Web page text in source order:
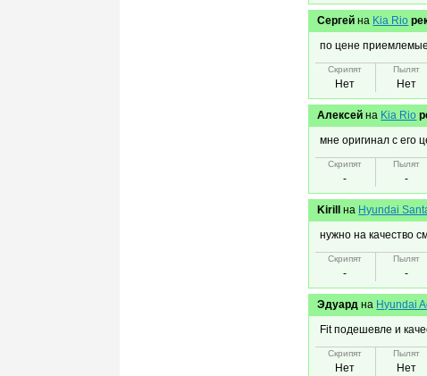
Сергей на Kia Rio
по цене
Скрипят
Нет
Пылят
Нет
Алексей на Kia Rio
мне оригинал с его
Скрипят
-
Пылят
-
Kirill на Hyundai
нужно на качество
Скрипят
-
Пылят
-
Эдуард на Hyundai
Fit подешевле и
Скрипят
Нет
Пылят
Нет